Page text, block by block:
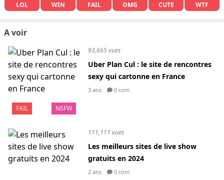
LOL WIN FAIL OMG CUTE WTF
A voir
FAIL NSFW
93,665 vues
Uber Plan Cul : le site de rencontres
sexy qui cartonne en France
3 ans 0 com
111,111 vues
Les meilleurs sites de live show
gratuits en 2024
2 ans 0 com